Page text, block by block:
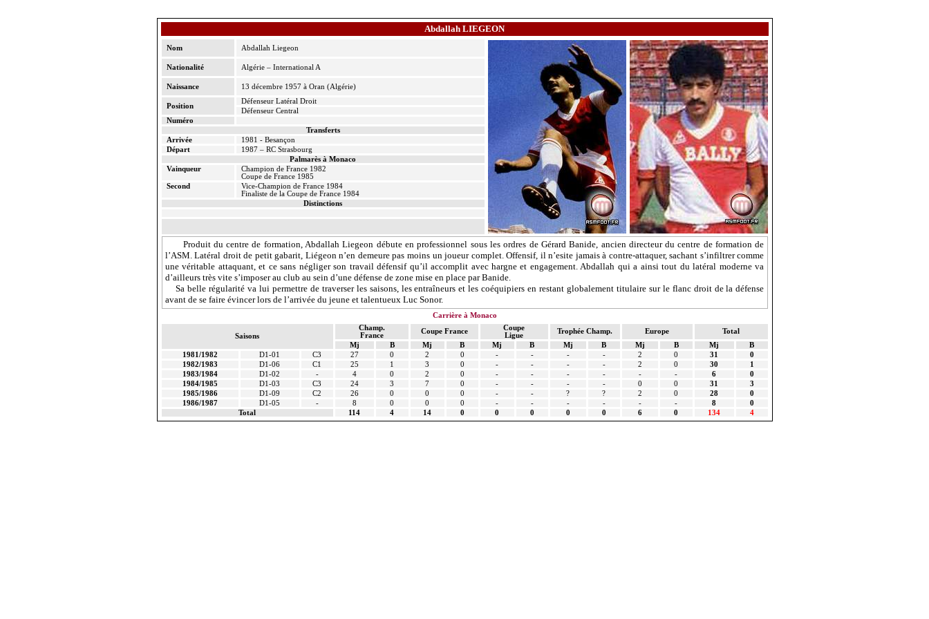
Abdallah LIEGEON
Nom Abdallah Liegeon
Nationalité Algérie – International A
Naissance 13 décembre 1957 à Oran (Algérie)
Position
Défenseur Latéral Droit
Défenseur Central
Numéro
Transferts
Arrivée
1981 - Besançon
Départ
1987 – RC Strasbourg
Palmarès à Monaco
Vainqueur
Champion de France 1982
Coupe de France 1985
Second
Vice-Champion de France 1984
Finaliste de la Coupede France 1984
Distinctions
Produit du centre de formation, AbdallahLiegeon débute en professionnel sous les ordres de GérardBanide, ancien directeur du centre de formation de
l’ASM. Latéral droit de petit gabarit, Liégeonn’en demeure pas moins un joueur complet. Offensif, il n’esite jamais à contre-attaquer, sachant s’infiltrer comme
une véritable attaquant, et ce sans négliger son travail défensif qu’il accomplit avec hargne et engagement. Abdallah qui a ainsi tout du latéral moderne va
d’ailleurs très vite s’imposer au club au sein d’une défense de zone mise en place parBanide.
Sa belle régularité va lui permettre de traverser les saisons, les entraîneurs et les coéquipiers en restant globalement titulaire sur le flanc droit de la défense
avant de se faire évincer lors de l’arrivée du jeune et talentueux Luc Sonor.
Carrière à Monaco
Saisons
Champ.
France
Coupe France
Coupe
Ligue
Trophée Champ. Europe
Total
Mj
B Mj B Mj B Mj B Mj B Mj
B
1981/1982
D1-01 C3 27 0 2 0 - - - - 2 0 31
0
1982/1983
D1-06 C1 25 1 3 0 - - - - 2 0 30
1
1983/1984
D1-02 - 4 0 2 0 - - - - - - 6
0
1984/1985
D1-03 C3 24 3 7 0 - - - - 0 0 31
3
1985/1986
D1-09 C2 26 0 0 0 - - ? ? 2 0 28
0
1986/1987
D1-05 - 8 0 0 0 - - - - - - 8
0
Total
114 4 14 0 0 0 0 0 6 0 134 4